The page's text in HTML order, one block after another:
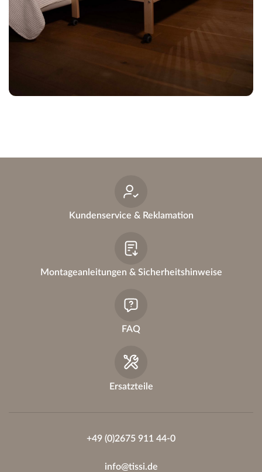
Kundenservice & Reklamation
Montageanleitungen & Sicherheitshinweise
FAQ
Ersatzteile
+49 (0)2675 911 44-0
info@tissi.de